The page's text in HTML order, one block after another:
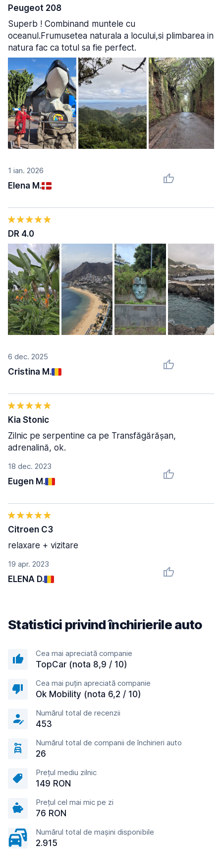
1 ian. 2026
Elena M.
Peugeot 208
Superb ! Combinand muntele cu
oceanul.Frumusetea naturala a locului,si plimbarea in
natura fac ca totul sa fie perfect.
6 dec. 2025
Cristina M.
DR 4.0
18 dec. 2023
Eugen M.
Kia Stonic
Zilnic pe serpentine ca pe Transfăgărășan,
adrenalină, ok.
19 apr. 2023
ELENA D.
Citroen C3
relaxare + vizitare
Statistici privind închirierile auto
Cea mai apreciată companie
TopCar (nota 8,9 / 10)
Cea mai puțin apreciată companie
Ok Mobility (nota 6,2 / 10)
Numărul total de recenzii
453
Numărul total de companii de închirieri auto
26
Prețul mediu zilnic
149 RON
Prețul cel mai mic pe zi
76 RON
Numărul total de mașini disponibile
2.915